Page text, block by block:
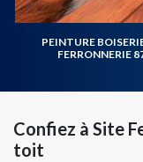
PEINTURE
FERRONNERIE
Confiez à Site
toit